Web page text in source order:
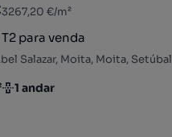
3267,20 €/m²
para venda
Salazar, Moita, Moita, Setúbal
quadrado
1 andar